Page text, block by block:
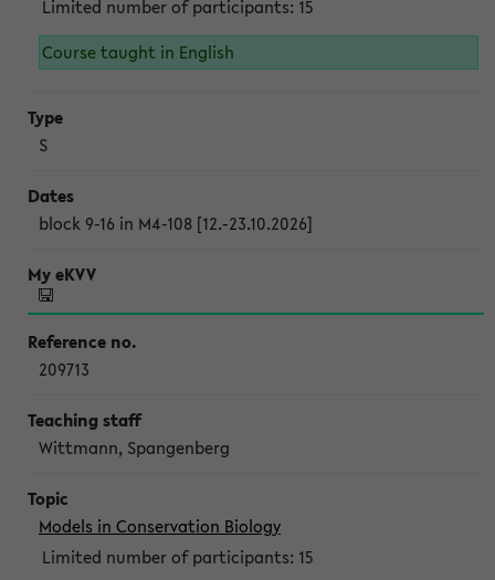
Limited number of participants: 15
Course taught in English
S
block 9-16 in M4-108 [12.-23.10.2026]
209713
Wittmann, Spangenberg
Models in Conservation Biology
Limited number of participants: 15